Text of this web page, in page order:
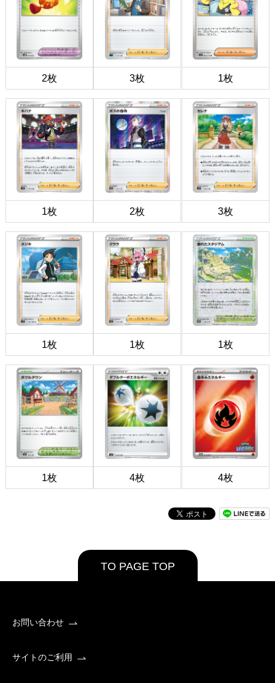
2枚 3枚 1枚
1枚 2枚 3枚
1枚 1枚 1枚
1枚 4枚 4枚
TO PAGE TOP
お問い合わせ
サイトのご利用